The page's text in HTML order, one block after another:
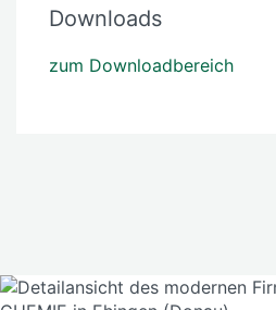
Downloads
zum Downloadbereich